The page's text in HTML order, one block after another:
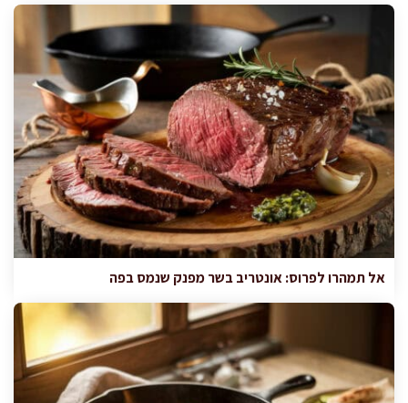
אל תמהרו לפרוס: אונטריב בשר מפנק שנמס בפה